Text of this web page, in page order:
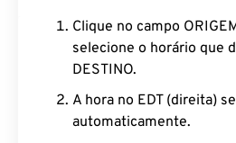
Clique no campo
selecione o horário que
DESTINO.
A hora no EDT (direita)
automaticamente.